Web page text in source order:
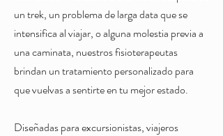
un trek, un problema de larga data que se
intensifica al viajar, o alguna molestia previa a
una caminata, nuestros fisioterapeutas
brindan un tratamiento personalizado para
que vuelvas a sentirte en tu mejor estado.
Diseñadas para excursionistas, viajeros